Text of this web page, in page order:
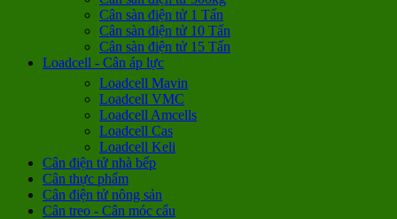
Cân sàn điện tử 1 Tấn
Cân sàn điện tử 10 Tấn
Cân sàn điện tử 15 Tấn
Loadcell - Cân áp lực
Loadcell Mavin
Loadcell VMC
Loadcell Amcells
Loadcell Cas
Loadcell Keli
Cân điện tử nhà bếp
Cân thực phẩm
Cân điện tử nông sản
Cân treo - Cân móc cẩu